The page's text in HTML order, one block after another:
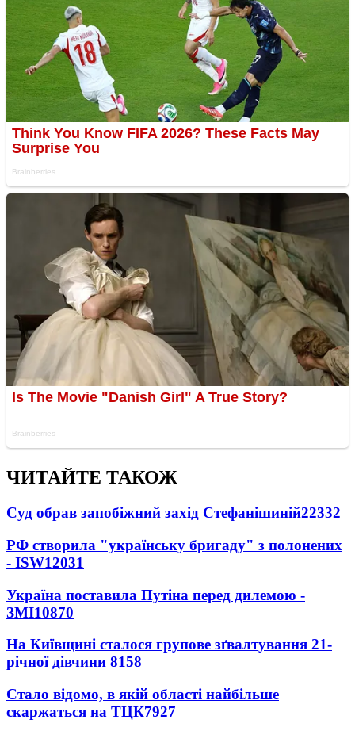
ЧИТАЙТЕ ТАКОЖ
Суд обрав запобіжний захід Стефанішиній22332
РФ створила "українську бригаду" з полонених
- ISW12031
Україна поставила Путіна перед дилемою -
ЗМІ10870
На Київщині сталося групове зґвалтування 21-
річної дівчини 8158
Стало відомо, в якій області найбільше
скаржаться на ТЦК7927